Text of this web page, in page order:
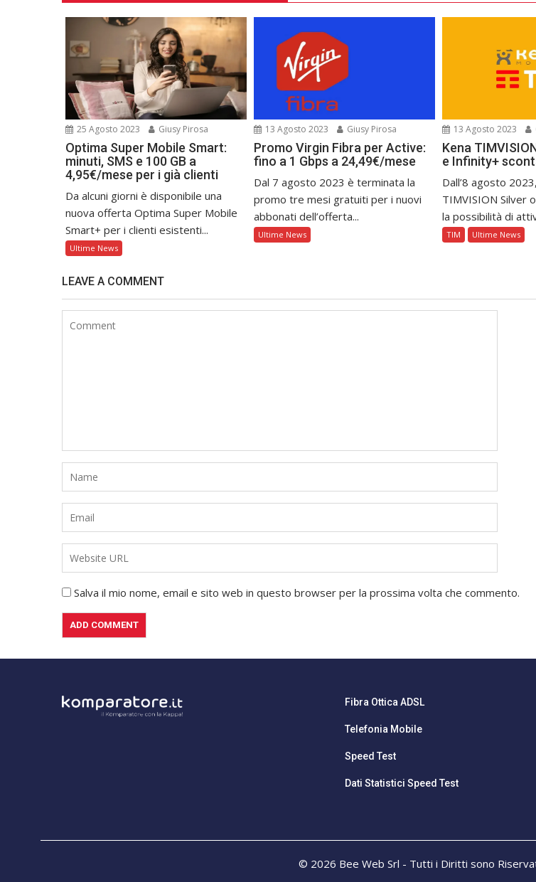
25 Agosto 2023 Giusy Pirosa
Optima Super Mobile Smart:
minuti, SMS e 100 GB a
4,95€/mese per i già clienti
Da alcuni giorni è disponibile una
nuova offerta Optima Super Mobile
Smart+ per i clienti esistenti...
Ultime News
13 Agosto 2023 Giusy Pirosa
Promo Virgin Fibra per Active:
fino a 1 Gbps a 24,49€/mese
Dal 7 agosto 2023 è terminata la
promo tre mesi gratuiti per i nuovi
abbonati dell’offerta...
Ultime News
13 Agosto 2023
Kena
e Infinity+
Dall’8 agosto
TIMVISION Silver
la possibilità di
TIM Ultime News
LEAVE A COMMENT
Salva il mio nome, email e sito web in questo browser per la prossima volta che commento.
Fibra Ottica ADSL
Telefonia Mobile
Speed Test
Dati Statistici Speed Test
© 2026 Bee Web Srl - Tutti i Diritti sono